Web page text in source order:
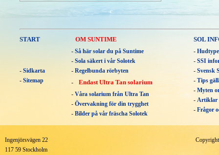
START
- Sidkarta
- Sitemap
OM SUNTIME
- Så här solar du på Suntime
- Sola säkert i vår Solotek
- Regelbunda rörbyten
-
Endast Ultra Tan solarium
- Våra solarium från Ultra Tan
- Övervakning för din trygghet
- Bilder på vår fräscha Solotek
SOL
-
- SSI
- Svensk
- Tips
- Myten
- Artiklar
- Frågor
Ingenjörsvägen 22
117 59 Stockholm